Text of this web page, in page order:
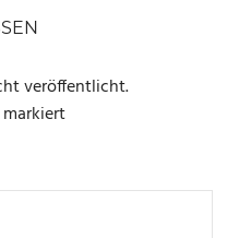
veröffentlicht.
markiert